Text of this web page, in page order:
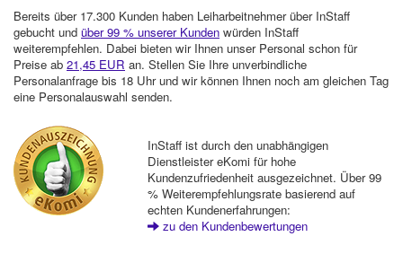
Bereits über 17.300 Kunden haben Leiharbeitnehmer über InStaff
gebucht und über 99 % unserer Kunden würden InStaff
weiterempfehlen. Dabei bieten wir Ihnen unser Personal schon für
Preise ab 21,45 EUR an. Stellen Sie Ihre unverbindliche
Personalanfrage bis 18 Uhr und wir können Ihnen noch am gleichen Tag
eine Personalauswahl senden.
InStaff ist durch den unabhängigen
Dienstleister eKomi für hohe
Kundenzufriedenheit ausgezeichnet. Über 99
% Weiterempfehlungsrate basierend auf
echten Kundenerfahrungen:
zu den Kundenbewertungen